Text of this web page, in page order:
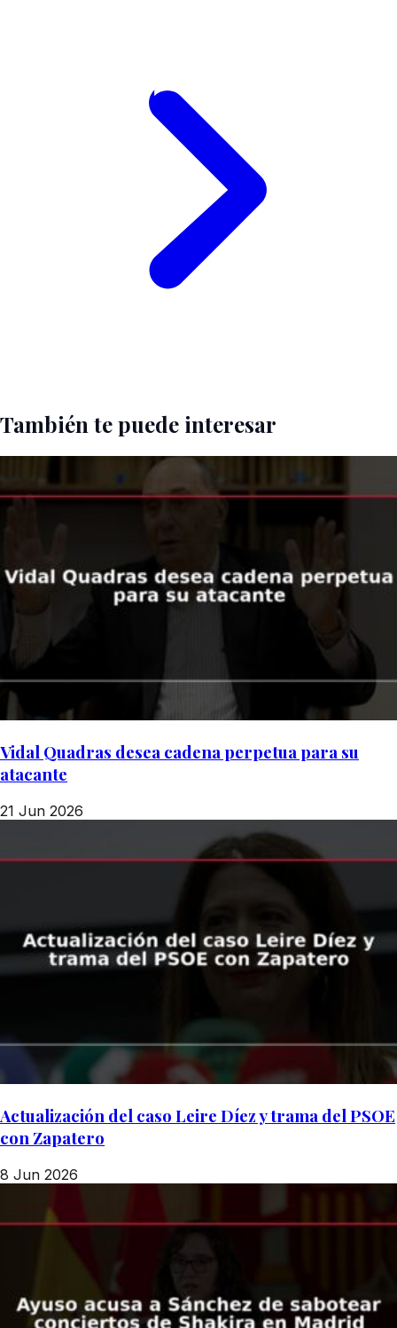
También te puede interesar
Vidal Quadras desea cadena perpetua para su
atacante
21 Jun 2026
Actualización del caso Leire Díez y trama del PSOE
con Zapatero
8 Jun 2026